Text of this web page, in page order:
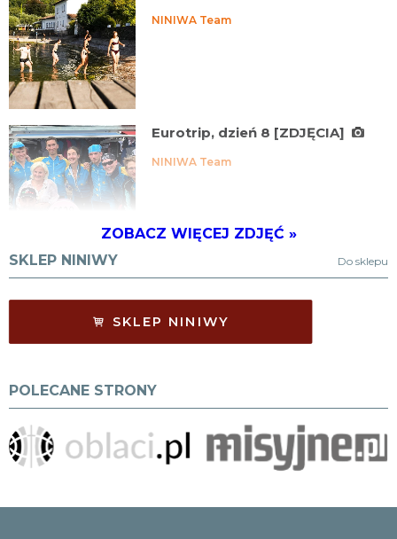
NINIWA Team
Eurotrip, dzień 8 [ZDJĘCIA]
NINIWA Team
ZOBACZ WIĘCEJ ZDJĘĆ »
SKLEP NINIWY
Do sklepu
SKLEP NINIWY
POLECANE STRONY